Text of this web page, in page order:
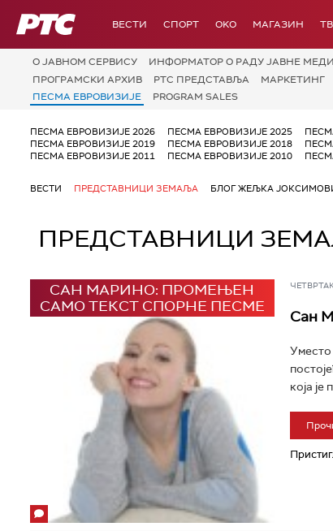
РТС ВЕСТИ СПОРТ OKO МАГАЗИН ТВ
О JАВНОМ СЕРВИСУ ИНФОРМАТОР О РАДУ ЈАВНЕ
ПРОГРАМСКИ АРХИВ
РТС ПРЕДСТАВЉА МАРКЕТИНГ
ПЕСМА ЕВРОВИЗИЈЕ
PROGRAM SALES
ПЕСМА ЕВРОВИЗИЈЕ 2026 ПЕСМА ЕВРОВИЗИЈЕ 2025
ПЕСМА ЕВРОВИЗИЈЕ 2019
ПЕСМА ЕВРОВИЗИЈЕ 2018
ПЕСМА ЕВРОВИЗИЈЕ 2011
ПЕСМА ЕВРОВИЗИЈЕ 2010
ВЕСТИ ПРЕДСТАВНИЦИ ЗЕМАЉА БЛОГ ЖЕЉКА
ПРЕДСТАВНИЦИ
САН МАРИНО: ПРОМЕЊЕН
САМО ТЕКСТ СПОРНЕ ПЕСМЕ
Сан
Уместо
која